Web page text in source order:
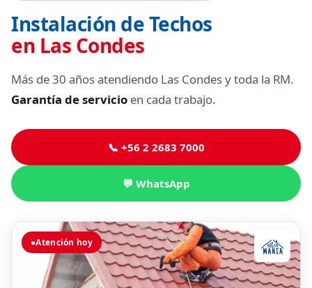
Instalación de Techos
en Las Condes
Más de 30 años atendiendo Las Condes y toda la RM.
Garantía de servicio en cada trabajo.
📞 +56 2 2683 7000
💬 WhatsApp
●Atención hoy